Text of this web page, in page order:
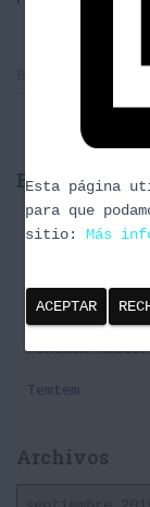
r
Entradas
Cañas y
Premier
Pokémon
Temtem
Archivos
Esta página
para que
sitio: Más
ACEPTAR